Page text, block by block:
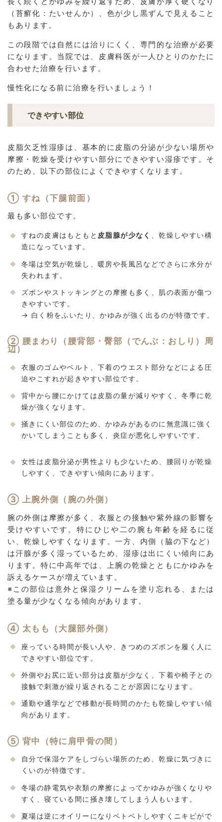
（苔癬化：たいせんか）、色が少し黒ずんで見えること
もあります。
この段階では自然には治りにくく、専門的な治療が必要
になります。当院では、皮膚科医が一人ひとりのかたに
合わせた治療を行います。
慢性化になる前に治療を行いましょう！
できやすい部位
皮脂欠乏性湿疹は、基本的に皮脂の分泌が少ない場所や
摩擦・乾燥を受けやすい部分にできやすい湿疹です。そ
のため、以下の部位によくできやすくなります。
① すね（下腿前面）
最も多い部位です。
すねの皮膚はもともと 皮脂腺が少なく
、乾燥しやすい構
造になっています。
冬場は空気が乾燥し、暖房や長風呂などでさらに水分が
失われます。
ズボンやストッキングとの摩擦も多く、肌の表面が傷つ
きやすいです。
→ 白く粉をふいたり、かゆみが強く出るのが特徴です。
② 腰まわり（腰背部・臀部（でんぶ：おしり）周
辺）
衣服のゴムやベルト、下着のウエスト部分などによる圧
迫やこすれが起きやすい部位です。
背中から腰にかけては皮脂の量が減りやすく、冬季に乾
燥が強くなります。
掻きにくい部位のため、かゆみがあるのに無意識に強く
かいてしまうことも多く、炎症が悪化しやすいです。
女性は皮脂分泌が男性よりも少ないため、腰回りが乾燥
しやすく、できやすい傾向にあります。
③ 上腕外側（腕の外側）
腕の外側は摩擦が多く、衣服との接触や紫外線の影響を
受けやすいです。特にひじや二の腕も年齢を経るに従
い、乾燥しやすくなります。一方、内側（脇の下など）
は汗腺が多く湿っているため、湿疹は出にくい傾向にあ
ります。特に中高年では、上腕の乾燥とともにかゆみを
訴えるケースが増えています。
※この部位は意外と保湿クリームを塗り忘れる、または
塗る量が少なくなる傾向があります。
④ 太もも（大腿部外側）
座っている時間が長い人や、きつめのズボンを履く人に
できやすい部位です。
外側やお尻に近い部分は皮脂が少なく、下着や椅子との
接触で刺激が繰り返されることが原因になります。
通勤や通学などで移動が長時間のかたも乾燥しやすい傾
向があります。
⑤ 背中（特に肩甲骨の間）
自分で保湿ケアをしづらい場所のため、乾燥に気づきに
くいのが特徴です。
冬場の静電気や衣類の摩擦によってかゆみが強くなりや
すく、寝ている間に掻き壊してしまう人もいます。
夏場は逆にオイリーになりベトベトしやすくニキビがで